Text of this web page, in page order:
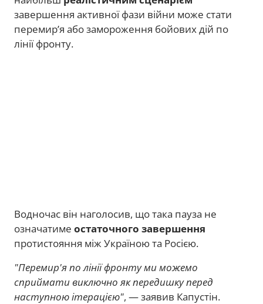
завершення активної фази війни може стати
перемир’я або замороження бойових дій по
лінії фронту.
Водночас він наголосив, що така пауза не
означатиме остаточного завершення
протистояння між Україною та Росією.
"Перемир'я по лінії фронту ми можемо
сприймати виключно як передишку перед
наступною ітерацією", — заявив Капустін.